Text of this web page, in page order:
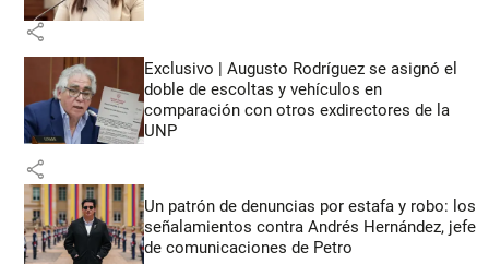
share
Exclusivo | Augusto Rodríguez se asignó el
doble de escoltas y vehículos en
comparación con otros exdirectores de la
UNP
share
Un patrón de denuncias por estafa y robo: los
señalamientos contra Andrés Hernández, jefe
de comunicaciones de Petro